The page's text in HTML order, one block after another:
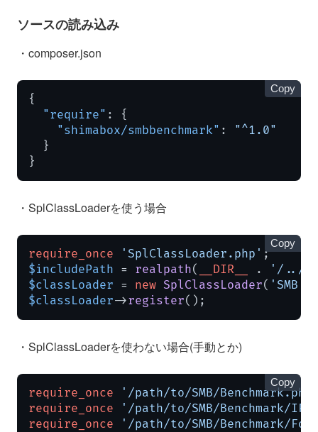
ソースの読み込み
・composer.json
{
"require" :
{
"shimabox/smbbenchmark" :
"^1.0"
}
}
Copy
・SplClassLoaderを使う場合
require_once 'SplClassLoader.php'
$includePath = realpath( __DIR__ .
'/../
$classLoader = new SplClassLoader( 'SMB'
$classLoader->register();
Copy
・SplClassLoaderを使わない場合(手動とか)
require_once
'/path/to/SMB/
require_once
'/path/to/SMB/Benchmark/
require_once
'/path/to/SMB/Benchmark/
Copy